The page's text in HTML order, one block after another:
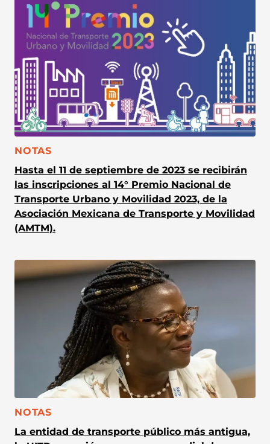
CATEGORÍA:
NOTAS
Hasta el 11 de septiembre de 2023 se recibirán
las inscripciones al 14° Premio Nacional de
Transporte Urbano y Movilidad 2023, de la
Asociación Mexicana de Transporte y Movilidad
(AMTM).
CATEGORÍA:
NOTAS
La entidad de transporte público más antigua,